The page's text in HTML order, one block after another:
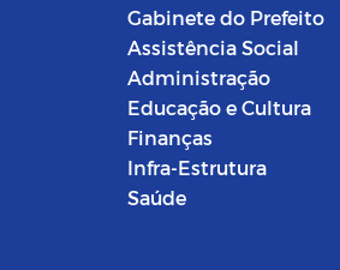
Gabinete do Prefeito
Assistência Social
Administração
Educação e Cultura
Finanças
Infra-Estrutura
Saúde